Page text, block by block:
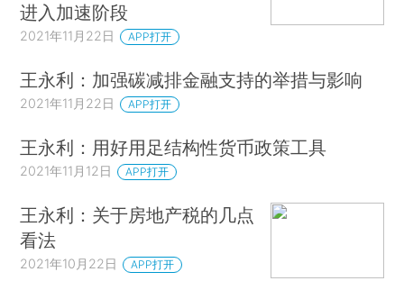
进入加速阶段
2021年11月22日 APP打开
王永利：加强碳减排金融支持的举措与影响
2021年11月22日 APP打开
王永利：用好用足结构性货币政策工具
2021年11月12日 APP打开
王永利：关于房地产税的几点
看法
2021年10月22日 APP打开